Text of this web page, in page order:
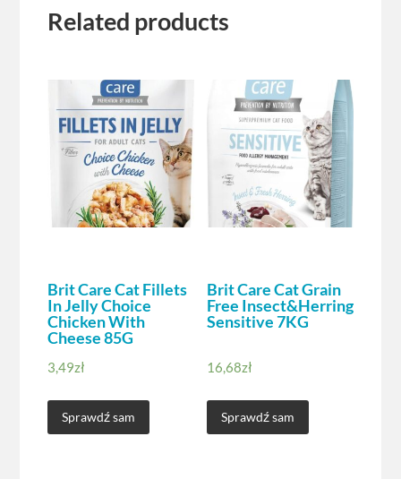
Related products
Brit Care Cat Fillets
In Jelly Choice
Chicken With
Cheese 85G
3,49zł
Sprawdź sam
Brit Care Cat Grain
Free Insect&Herring
Sensitive 7KG
16,68zł
Sprawdź sam